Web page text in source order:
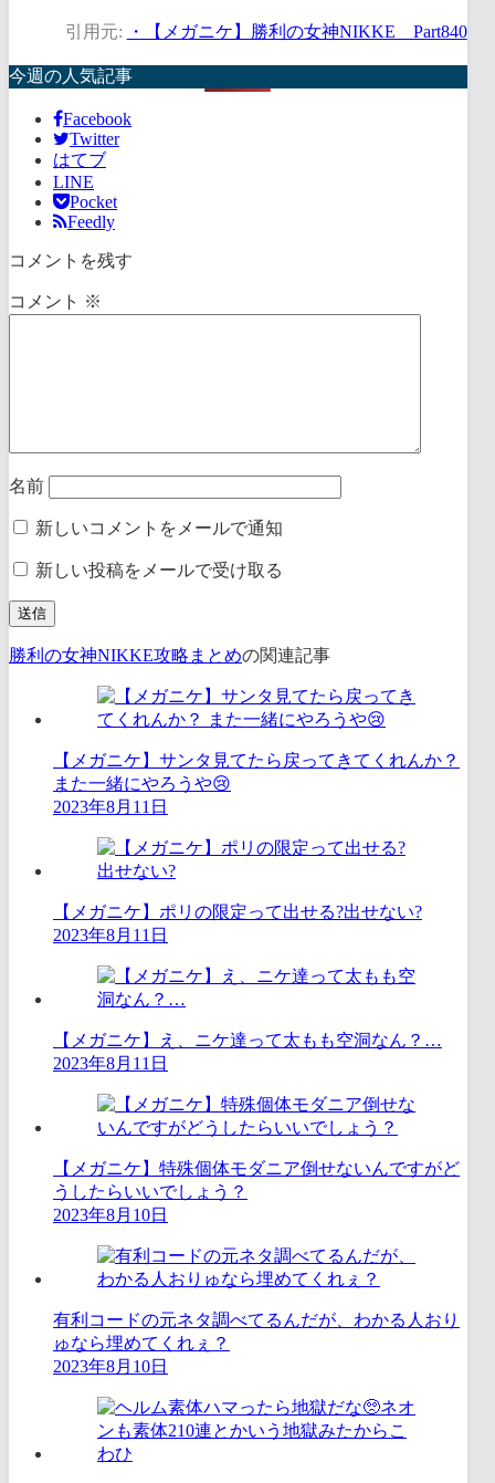
引用元: ・【メガニケ】勝利の女神NIKKE Part840
今週の人気記事
Facebook
Twitter
はてブ
LINE
Pocket
Feedly
コメントを残す
コメント ※
名前
新しいコメントをメールで通知
新しい投稿をメールで受け取る
勝利の女神NIKKE攻略まとめの関連記事
【メガニケ】サンタ見てたら戻ってきてくれんか？
また一緒にやろうや😢
2023年8月11日
【メガニケ】ポリの限定って出せる?出せない?
2023年8月11日
【メガニケ】え、ニケ達って太もも空洞なん？…
2023年8月11日
【メガニケ】特殊個体モダニア倒せないんですがど
うしたらいいでしょう？
2023年8月10日
有利コードの元ネタ調べてるんだが、わかる人おり
ゅなら埋めてくれぇ？
2023年8月10日